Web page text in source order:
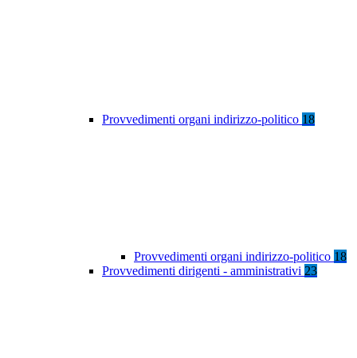
Provvedimenti organi indirizzo-politico 18
Provvedimenti organi indirizzo-politico 18
Provvedimenti dirigenti - amministrativi 23